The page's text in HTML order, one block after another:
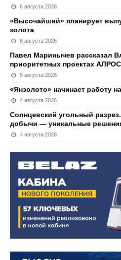
6 августа 2026
«Высочайший» планирует
золота
6 августа 2026
Павел Маринычев рассказал
приоритетных проектах
5 августа 2026
«Янзолото» начинает работу
4 августа 2026
Солнцевский угольный
добычи — уникальные
4 августа 2026